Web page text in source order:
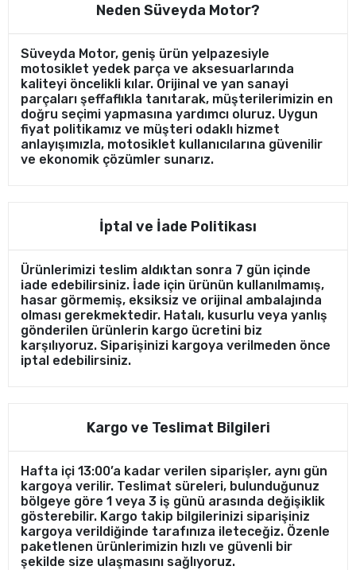
Neden Süveyda Motor?
Süveyda Motor, geniş ürün yelpazesiyle
motosiklet yedek parça ve aksesuarlarında
kaliteyi öncelikli kılar. Orijinal ve yan sanayi
parçaları şeffaflıkla tanıtarak, müşterilerimizin en
doğru seçimi yapmasına yardımcı oluruz. Uygun
fiyat politikamız ve müşteri odaklı hizmet
anlayışımızla, motosiklet kullanıcılarına güvenilir
ve ekonomik çözümler sunarız.
İptal ve İade Politikası
Ürünlerimizi teslim aldıktan sonra 7 gün içinde
iade edebilirsiniz. İade için ürünün kullanılmamış,
hasar görmemiş, eksiksiz ve orijinal ambalajında
olması gerekmektedir. Hatalı, kusurlu veya yanlış
gönderilen ürünlerin kargo ücretini biz
karşılıyoruz. Siparişinizi kargoya verilmeden önce
iptal edebilirsiniz.
Kargo ve Teslimat Bilgileri
Hafta içi 13:00’a kadar verilen siparişler, aynı gün
kargoya verilir. Teslimat süreleri, bulunduğunuz
bölgeye göre 1 veya 3 iş günü arasında değişiklik
gösterebilir. Kargo takip bilgilerinizi siparişiniz
kargoya verildiğinde tarafınıza ileteceğiz. Özenle
paketlenen ürünlerimizin hızlı ve güvenli bir
şekilde size ulaşmasını sağlıyoruz.